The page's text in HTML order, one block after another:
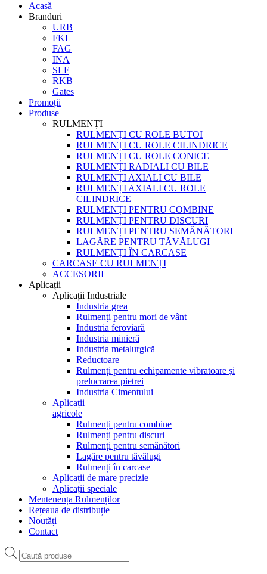
Acasă
Branduri
URB
FKL
FAG
INA
SLF
RKB
Gates
Promoții
Produse
RULMENȚI
RULMENȚI CU ROLE BUTOI
RULMENȚI CU ROLE CILINDRICE
RULMENȚI CU ROLE CONICE
RULMENȚI RADIALI CU BILE
RULMENȚI AXIALI CU BILE
RULMENȚI AXIALI CU ROLE
CILINDRICE
RULMENȚI PENTRU COMBINE
RULMENȚI PENTRU DISCURI
RULMENȚI PENTRU SEMĂNĂTORI
LAGĂRE PENTRU TĂVĂLUGI
RULMENȚI ÎN CARCASE
CARCASE CU RULMENȚI
ACCESORII
Aplicații
Aplicații Industriale
Industria grea
Rulmenți pentru mori de vânt
Industria feroviară
Industria minieră
Industria metalurgică
Reductoare
Rulmenți pentru echipamente vibratoare și
prelucrarea pietrei
Industria Cimentului
Aplicații
agricole
Rulmenți pentru combine
Rulmenți pentru discuri
Rulmenți pentru semănători
Lagăre pentru tăvălugi
Rulmenți în carcase
Aplicații de mare precizie
Aplicații speciale
Mentenența Rulmenților
Rețeaua de distribuție
Noutăți
Contact
Products
search